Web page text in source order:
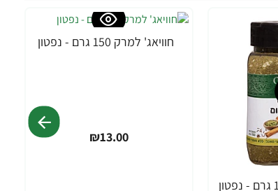
חוויאג' למרק 150 גרם - נפטון
₪13.00